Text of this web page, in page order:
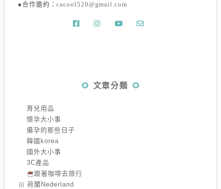
●合作邀約：cacool520@gmail.com
文章分類
育兒用品
懷孕大小事
備孕的那些日子
韓國korea
國外大小事
3C產品
跟著咖啡去旅行
️荷蘭Nederland